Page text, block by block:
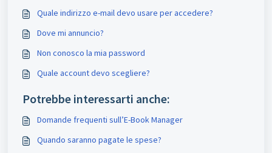
Quale indirizzo e-mail devo usare per accedere?
Dove mi annuncio?
Non conosco la mia password
Quale account devo scegliere?
Potrebbe interessarti anche:
Domande frequenti sull’E-Book Manager
Quando saranno pagate le spese?